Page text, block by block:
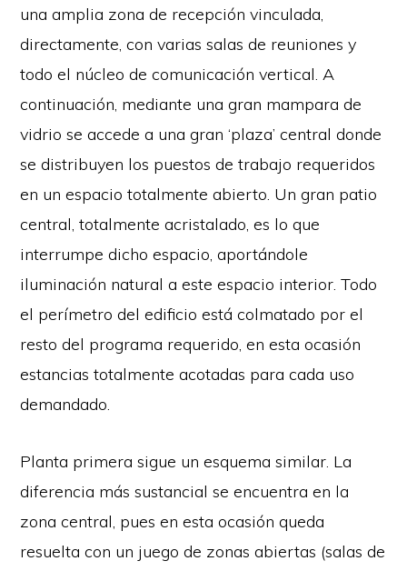
una amplia zona de recepción vinculada,
directamente, con varias salas de reuniones y
todo el núcleo de comunicación vertical. A
continuación, mediante una gran mampara de
vidrio se accede a una gran ‘plaza’ central donde
se distribuyen los puestos de trabajo requeridos
en un espacio totalmente abierto. Un gran patio
central, totalmente acristalado, es lo que
interrumpe dicho espacio, aportándole
iluminación natural a este espacio interior. Todo
el perímetro del edificio está colmatado por el
resto del programa requerido, en esta ocasión
estancias totalmente acotadas para cada uso
demandado.
Planta primera sigue un esquema similar. La
diferencia más sustancial se encuentra en la
zona central, pues en esta ocasión queda
resuelta con un juego de zonas abiertas (salas de